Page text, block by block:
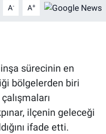
A- A+
sürecinin en
bölgelerden biri
ilçenin geleceği
ifade etti.